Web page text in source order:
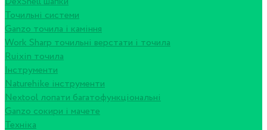
Точильні системи
Ganzo точила і каміння
Work Sharp точильні верстати і точила
Ruixin точила
Інструменти
Naturehike інструменти
Nextool лопати багатофункціональні
Ganzo сокири і мачете
Техніка